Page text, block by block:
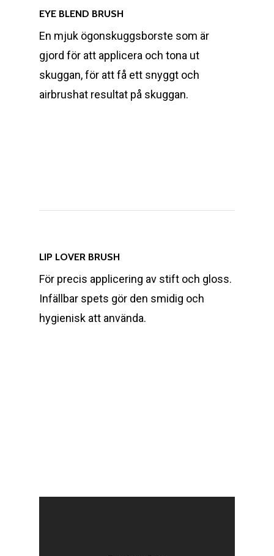
EYE BLEND BRUSH
En mjuk ögonskuggsborste som är
gjord för att applicera och tona ut
skuggan, för att få ett snyggt och
airbrushat resultat på skuggan.
LIP LOVER BRUSH
För precis applicering av stift och gloss.
Infällbar spets gör den smidig och
hygienisk att använda.